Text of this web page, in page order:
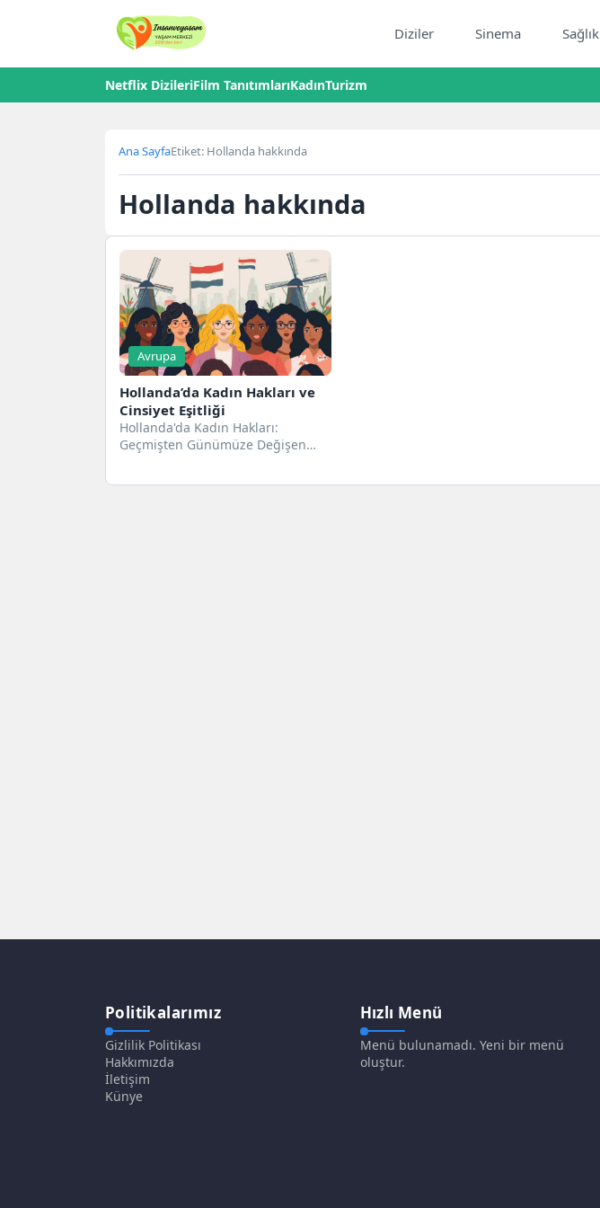
Diziler Sinema Sağlık
Netflix DizileriFilm TanıtımlarıKadınTurizm
Ana SayfaEtiket: Hollanda hakkında
Hollanda hakkında
Avrupa
Hollanda’da Kadın Hakları ve
Cinsiyet Eşitliği
Hollanda'da Kadın Hakları:
Geçmişten Günümüze Değişen
Politikalarımız
Gizlilik Politikası
Hakkımızda
İletişim
Künye
Hızlı Menü
Menü bulunamadı. Yeni bir menü
oluştur.